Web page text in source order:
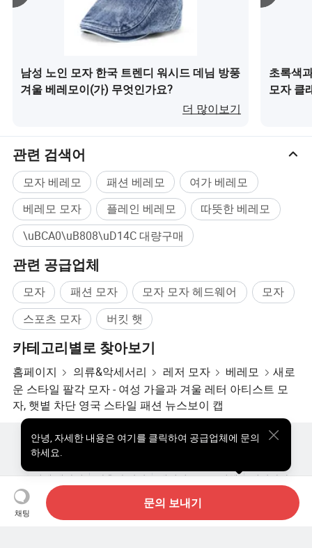
남성 노인 모자 한국 트렌디 워시드 데님 방풍
겨울 베레모이(가) 무엇인가요?
더 많이보기
초록색
모자 클
관련 검색어
모자 베레모 패션 베레모
여가 베레모
베레모 모자
플레인 베레모
따뜻한 베레모
\uBCA0\uB808\uD14C 대량구매
관련 공급업체
모자 패션 모자 모자 모자 헤드웨어
모자
스포츠 모자
버킷 햇
카테고리별로 찾아보기
홈페이지 의류&악세서리 레저 모자 베레모
새로
운 스타일 팔각 모자 - 여성 가을과 겨울 레터 아티스트 모
자, 햇볕 차단 영국 스타일 패션 뉴스보이 캡
채팅
문의 보내기
안녕, 자세한 내용은 여기를 클릭하여 공급업체에 문의
하세요.
핫한 제품 핫 제품 가격 도매 핫 제품
스타 바이어
우리에 대하여
사용자 약관 개인정보 보호정책
연락하다
Copyright © 2026 Focus Technology Co., Ltd. All Rights Reserved